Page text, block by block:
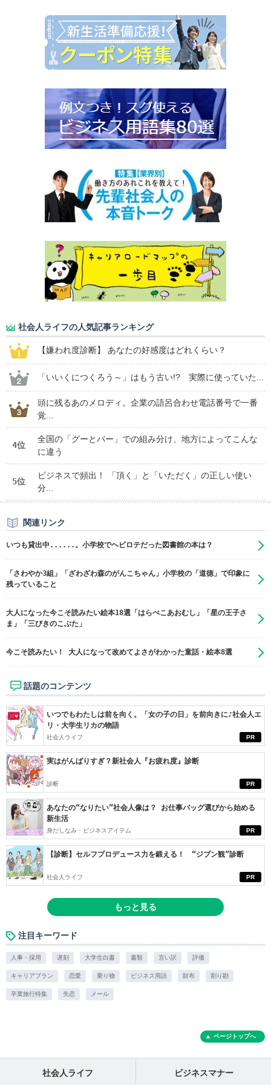
社会人ライフの人気記事ランキング
【嫌われ度診断】 あなたの好感度はどれくらい？
「いいくにつくろう～」はもう古い!? 実際に使っていた...
頭に残るあのメロディ。企業の語呂合わせ電話番号で一番
覚...
4位
全国の「グーとパー」での組み分け、地方によってこんな
に違う
5位
ビジネスで頻出！ 「頂く」と「いただく」の正しい使い
分...
関連リンク
いつも貸出中......。小学校でヘビロテだった図書館の本は？
「さわやか3組」「ざわざわ森のがんこちゃん」小学校の「道徳」で印象に
残っていること
大人になった今こそ読みたい絵本18選「はらぺこあおむし」「星の王子さ
ま」「三びきのこぶた」
今こそ読みたい！ 大人になって改めてよさがわかった童話・絵本8選
話題のコンテンツ
PR
いつでもわたしは前を向く。「女の子の日」を前向きに♪社会人エ
リ・大学生リカの物語
社会人ライフ
PR
実はがんばりすぎ？新社会人『お疲れ度』診断
診断
PR
あなたの“なりたい”社会人像は？ お仕事バッグ選びから始める
新生活
身だしなみ・ビジネスアイテム
PR
【診断】セルフプロデュース力を鍛える！ “ジブン観”診断
社会人ライフ
もっと見る
注目キーワード
人事・採用 遅刻 大学生白書 書類 言い訳 評価
キャリアプラン 恋愛 乗り物 ビジネス用語 財布 割り勘
卒業旅行特集 失恋 メール
ページトップへ
社会人ライフ ビジネスマナー